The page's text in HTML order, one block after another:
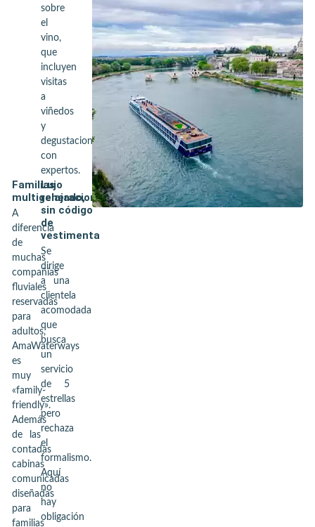
sobre
el
vino,
que
incluyen
visitas
a
viñedos
y
degustaciones
con
expertos.
Familias
multigeneracionales
A
diferencia
de
muchas
compañías
fluviales
reservadas
para
adultos,
AmaWaterways
es
muy
«family-
friendly».
Además
de las
contadas
cabinas
comunicadas
diseñadas
para
familias
Lujo
relajado,
sin código
de
vestimenta
Se
dirige
a una
clientela
acomodada
que
busca
un
servicio
de 5
estrellas
pero
rechaza
el
formalismo.
Aquí
no
hay
obligación